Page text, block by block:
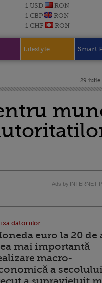
1 USD
RON
1 GBP
RON
1 CHF
RON
Lifestyle Smart
29 iulie
Ads by INTERNET
datoriilor
euro la 20 de
mai importantă
macro-
a secolului